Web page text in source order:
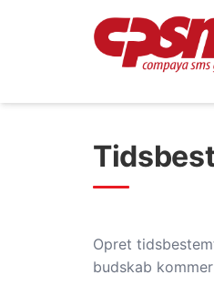
Opret
budskab